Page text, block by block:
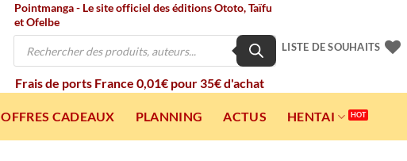
Pointmanga - Le site officiel des éditions Ototo, Taïfu
et Ofelbe
Recherche
Frais de ports France 0,01€ pour 35€ d'achat
LISTE DE SOUHAITS
OFFRES CADEAUX PLANNING ACTUS HENTAI